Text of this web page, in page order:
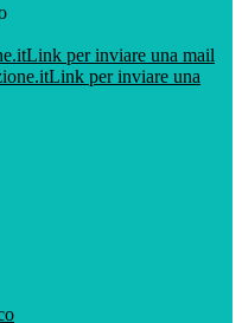
Link per inviare una mail
Link per inviare una